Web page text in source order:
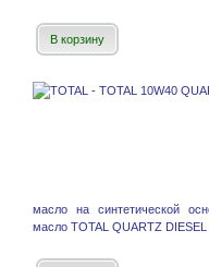
В корзину
масло на синтетической
масло TOTAL QUARTZ DIESEL